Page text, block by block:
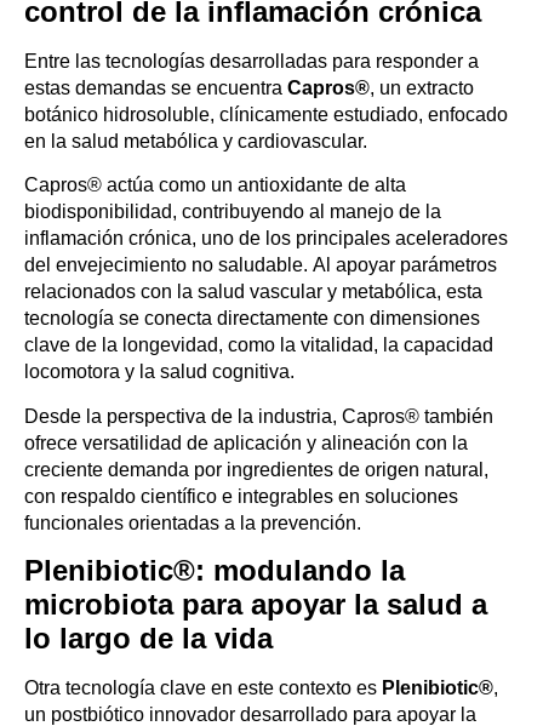
control de la inflamación crónica
Entre las tecnologías desarrolladas para responder a
estas demandas se encuentra Capros®, un extracto
botánico hidrosoluble, clínicamente estudiado, enfocado
en la salud metabólica y cardiovascular.
Capros® actúa como un antioxidante de alta
biodisponibilidad, contribuyendo al manejo de la
inflamación crónica, uno de los principales aceleradores
del envejecimiento no saludable. Al apoyar parámetros
relacionados con la salud vascular y metabólica, esta
tecnología se conecta directamente con dimensiones
clave de la longevidad, como la vitalidad, la capacidad
locomotora y la salud cognitiva.
Desde la perspectiva de la industria, Capros® también
ofrece versatilidad de aplicación y alineación con la
creciente demanda por ingredientes de origen natural,
con respaldo científico e integrables en soluciones
funcionales orientadas a la prevención.
Plenibiotic®: modulando la
microbiota para apoyar la salud a
lo largo de la vida
Otra tecnología clave en este contexto es Plenibiotic®,
un postbiótico innovador desarrollado para apoyar la